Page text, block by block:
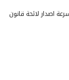
اصدار لائحة قانون